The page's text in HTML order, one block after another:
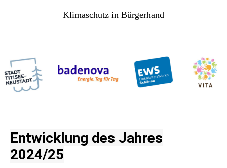
Klimaschutz in Bürgerhand
Entwicklung des Jahres
2024/25